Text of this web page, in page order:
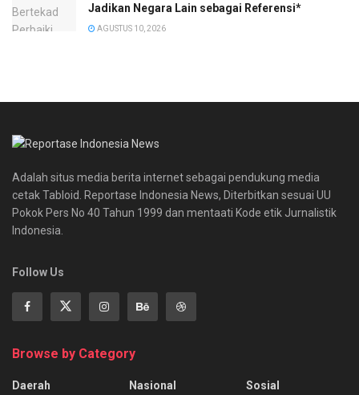
Jadikan Negara Lain sebagai Referensi*
AGUSTUS 10, 2026
Adalah situs media berita internet sebagai pendukung media
cetak Tabloid. Reportase Indonesia News, Diterbitkan sesuai UU
Pokok Pers No 40 Tahun 1999 dan mentaati Kode etik Jurnalistik
Indonesia.
Follow Us
Browse by Category
Daerah
Nasional
Sosial